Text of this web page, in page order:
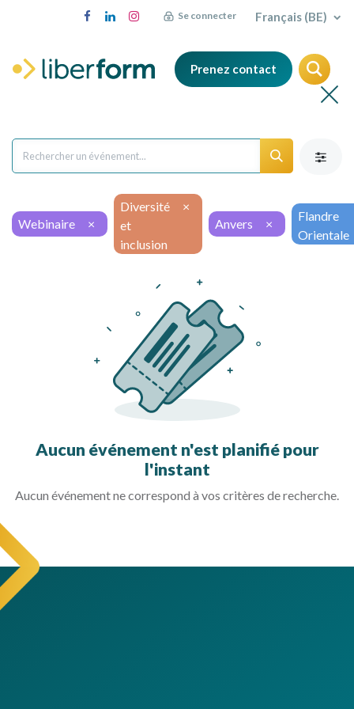
Se connecter Français (BE)
Prenez contact
Webinaire ×
Diversité
et
inclusion
×
Anvers
×
Flandre
Orientale
Aucun événement n'est planifié pour
l'instant
Aucun événement ne correspond à vos critères de recherche.